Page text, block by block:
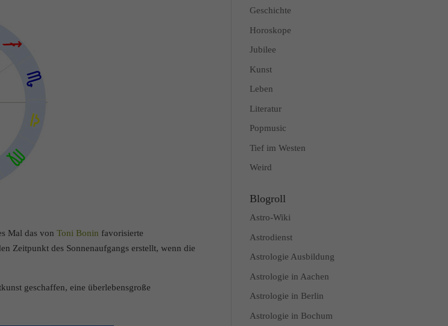
Mal das vonToni Bonin favorisierte
Zeitpunkt des Sonnenaufgangs erstellt, wenn die
geschaffen, eine überlebensgroße
Geschichte
Horoskope
Jubilee
Kunst
Leben
Literatur
Popmusic
Tief im Westen
Weird
Blogroll
Astro-Wiki
Astrodienst
Astrologie Ausbildung
Astrologie in Aachen
Astrologie in Berlin
Astrologie in Bochum